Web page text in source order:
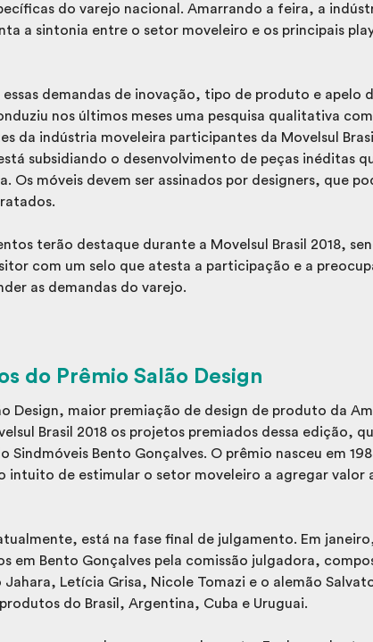
do varejo nacional. Amarrando a feira, a
a sintonia entre o setor moveleiro e os principais
essas demandas de inovação, tipo de produto e apelo
nos últimos meses uma pesquisa qualitativa
da indústria moveleira participantes da Movelsul
subsidiando o desenvolvimento de peças inéditas
Os móveis devem ser assinados por designers, que
terão destaque durante a Movelsul Brasil 2018,
com um selo que atesta a participação e a
as demandas do varejo.
do Prêmio Salão Design
Design, maior premiação de design de produto da
Brasil 2018 os projetos premiados dessa edição,
Sindmóveis Bento Gonçalves. O prêmio nasceu em
intuito de estimular o setor moveleiro a agregar valor
está na fase final de julgamento. Em
em Bento Gonçalves pela comissão julgadora,
Jahara, Letícia Grisa, Nicole Tomazi e o alemão
do Brasil, Argentina, Cuba e Uruguai.